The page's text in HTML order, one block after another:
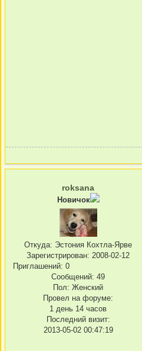
roksana
Новичок
Откуда: Эстония Кохтла-Ярве
Зарегистрирован: 2008-02-12
Приглашений: 0
Сообщений: 49
Пол: Женский
Провел на форуме:
1 день 14 часов
Последний визит:
2013-05-02 00:47:19